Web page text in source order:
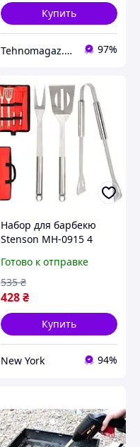
Купить
Tehnomagaz.com.ua - это передовой интернет-магазин, специализирующийся на продаже техники 97%
Набор для барбекю
Stenson MH-0915 4
Готово к отправке
428₴
535 ₴
Купить
New York 94%